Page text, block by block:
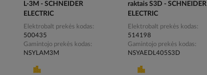
L-3M - SCHNEIDER
ELECTRIC
Elektrobalt prekės kodas
500435
Gamintojo prekės kodas
NSYLAM3M
raktais S3D - SCHNEIDER
ELECTRIC
Elektrobalt prekės kodas
514198
Gamintojo prekės kodas
NSYAEDL405S3D